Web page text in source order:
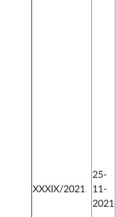
XXXIX/2021
25-
11-
2021